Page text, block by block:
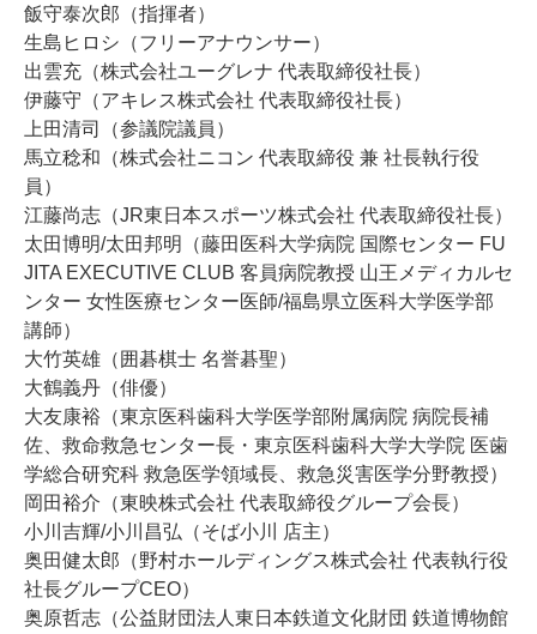
飯守泰次郎（指揮者）
生島ヒロシ（フリーアナウンサー）
出雲充（株式会社ユーグレナ 代表取締役社長）
伊藤守（アキレス株式会社 代表取締役社長）
上田清司（参議院議員）
馬立稔和（株式会社ニコン 代表取締役 兼 社長執行役
員）
江藤尚志（JR東日本スポーツ株式会社 代表取締役社長）
太田博明/太田邦明（藤田医科大学病院 国際センター FU
JITA EXECUTIVE CLUB 客員病院教授 山王メディカルセ
ンター 女性医療センター医師/福島県立医科大学医学部
講師）
大竹英雄（囲碁棋士 名誉碁聖）
大鶴義丹（俳優）
大友康裕（東京医科歯科大学医学部附属病院 病院長補
佐、救命救急センター長・東京医科歯科大学大学院 医歯
学総合研究科 救急医学領域長、救急災害医学分野教授）
岡田裕介（東映株式会社 代表取締役グループ会長）
小川吉輝/小川昌弘（そば小川 店主）
奥田健太郎（野村ホールディングス株式会社 代表執行役
社長グループCEO）
奥原哲志（公益財団法人東日本鉄道文化財団 鉄道博物館